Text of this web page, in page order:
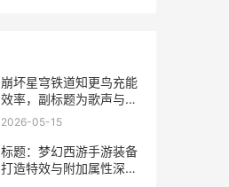
崩坏星穹铁道知更鸟充能
效率，副标题为歌声与能
量的协奏诗篇
2026-05-15
标题：梦幻西游手游装备
打造特效与附加属性深度